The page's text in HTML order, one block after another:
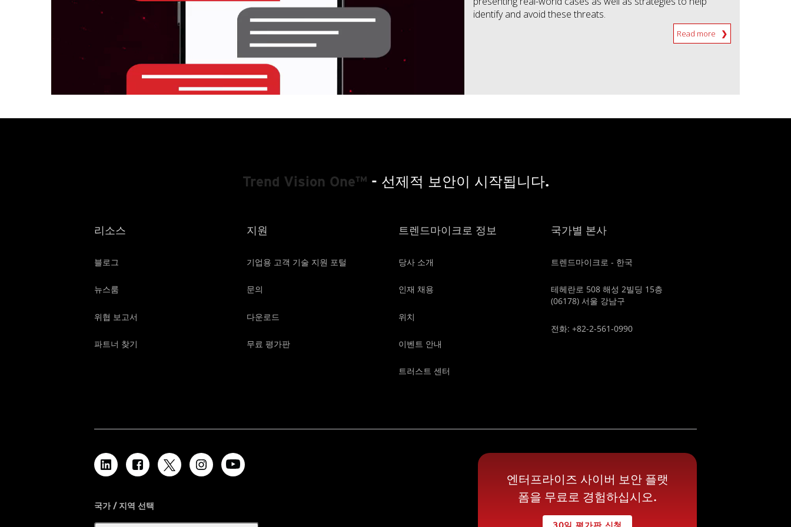
identify and avoid these threats.
Read more
Trend Vision One™ - 선제적 보안이 시작됩니다.
리소스
블로그
뉴스룸
위협 보고서
파트너 찾기
지원
기업용 고객 기술 지원 포털
문의
다운로드
무료 평가판
트렌드마이크로 정보
당사 소개
인재 채용
위치
이벤트 안내
트러스트 센터
국가별 본사
트렌드마이크로 - 한국
테헤란로 508 해성 2빌딩 15층
(06178) 서울 강남구
전화: +82-2-561-0990
국가 / 지역 선택
엔터프라이즈 사이버 보안 플랫
폼을 무료로 경험하십시오.